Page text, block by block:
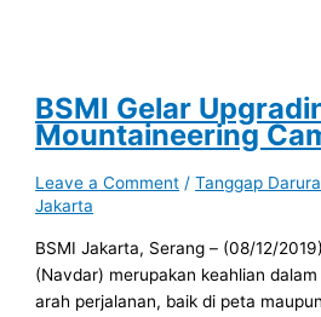
BSMI Gelar
Mountaineering
Leave a Comment /Tanggap
Jakarta
BSMI Jakarta, Serang – (08/12/
(Navdar) merupakan keahlian
arah perjalanan, baik di peta